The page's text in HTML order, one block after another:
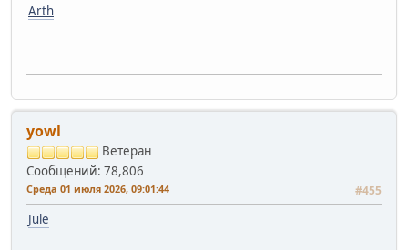
Arth
yowl
Ветеран
Сообщений: 78,806
Среда 01 июля 2026, 09:01:44 #455
Jule